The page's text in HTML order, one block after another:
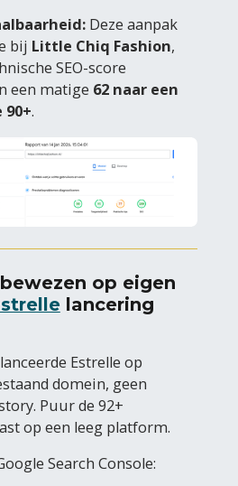
Deze aanpak
bij Little Chiq Fashion,
SEO-score
een matige 62 naar een
.
op eigen
lancering
Estrelle op
domein, geen
Puur de 92+
op een leeg platform.
Search Console: